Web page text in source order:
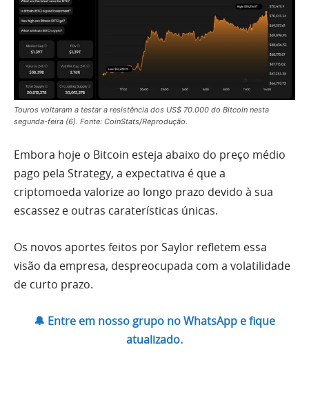
Touros voltaram a testar a resistência dos US$ 70.000 do Bitcoin nesta
segunda-feira (6). Fonte: CoinStats/Reprodução.
Embora hoje o Bitcoin esteja abaixo do preço médio
pago pela Strategy, a expectativa é que a
criptomoeda valorize ao longo prazo devido à sua
escassez e outras caraterísticas únicas.
Os novos aportes feitos por Saylor refletem essa
visão da empresa, despreocupada com a volatilidade
de curto prazo.
🔔 Entre em nosso grupo no WhatsApp e fique
atualizado.